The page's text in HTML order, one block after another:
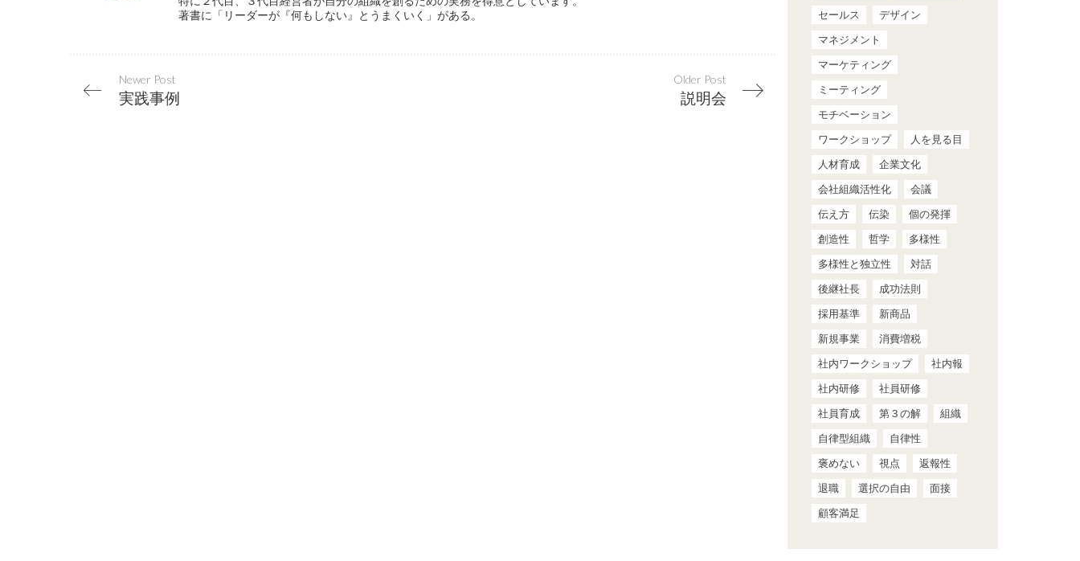
著書に「リーダーが『何もしない』とうまくいく」がある。
Newer Post
実践事例
Older Post
説明会
セールス
デザイン
マネジメント
マーケティング
ミーティング
モチベーション
ワークショップ
人を見る目
人材育成
企業文化
会社組織活性化
会議
伝え方
伝染
個の発揮
創造性
哲学
多様性
多様性と独立性
対話
後継社長
成功法則
採用基準
新商品
新規事業
消費増税
社内ワークショップ
社内報
社内研修
社員研修
社員育成
第３の解
組織
自律型組織
自律性
褒めない
視点
返報性
退職
選択の自由
面接
顧客満足